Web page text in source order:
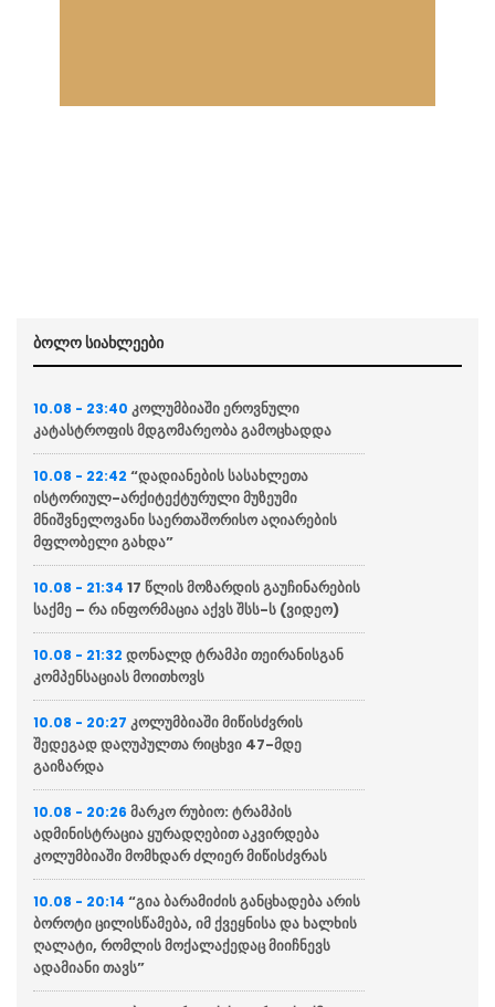
ბოლო სიახლეები
10.08 - 23:40 კოლუმბიაში ეროვნული
კატასტროფის მდგომარეობა გამოცხადდა
10.08 - 22:42 “დადიანების სასახლეთა
ისტორიულ-არქიტექტურული მუზეუმი
მნიშვნელოვანი საერთაშორისო აღიარების
მფლობელი გახდა”
10.08 - 21:34 17 წლის მოზარდის გაუჩინარების
საქმე – რა ინფორმაცია აქვს შსს-ს (ვიდეო)
10.08 - 21:32 დონალდ ტრამპი თეირანისგან
კომპენსაციას მოითხოვს
10.08 - 20:27 კოლუმბიაში მიწისძვრის
შედეგად დაღუპულთა რიცხვი 47-მდე
გაიზარდა
10.08 - 20:26 მარკო რუბიო: ტრამპის
ადმინისტრაცია ყურადღებით აკვირდება
კოლუმბიაში მომხდარ ძლიერ მიწისძვრას
10.08 - 20:14 “გია ბარამიძის განცხადება არის
ბოროტი ცილისწამება, იმ ქვეყნისა და ხალხის
ღალატი, რომლის მოქალაქედაც მიიჩნევს
ადამიანი თავს”